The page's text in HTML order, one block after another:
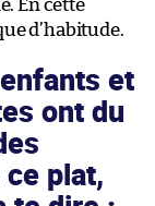
En cette
d’habitude.
et
ont du
plat,